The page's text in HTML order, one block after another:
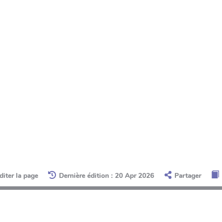
la page Dernière édition : 20 Apr 2026 Partager